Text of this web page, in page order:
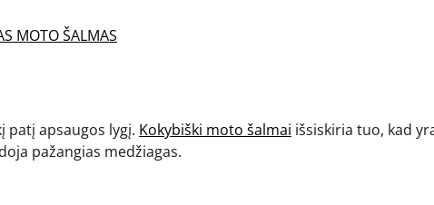
MOTO ŠALMAS
patį apsaugos lygį. Kokybiški moto šalmai išsiskiria tuo, kad
pažangias medžiagas.